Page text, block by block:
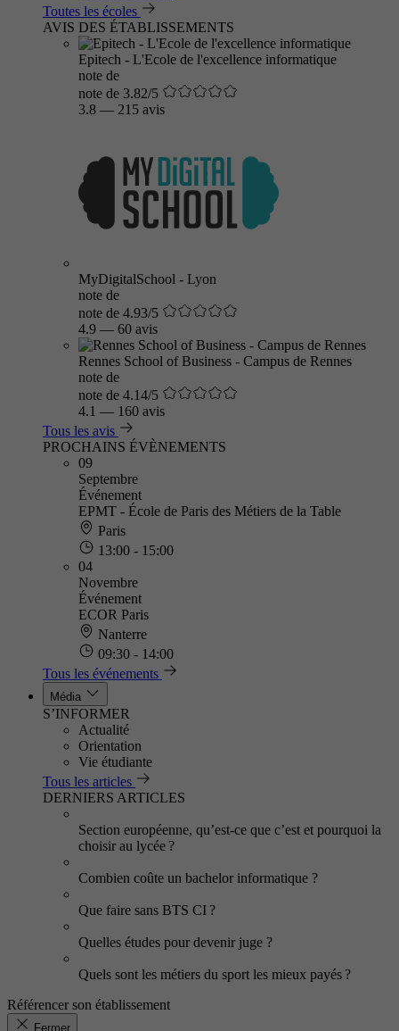
Toutes les écoles
AVIS DES ÉTABLISSEMENTS
Epitech - L'Ecole de l'excellence informatique
note de
note de 3.82/5
3.8 — 215 avis
MyDigitalSchool - Lyon
note de
note de 4.93/5
4.9 — 60 avis
Rennes School of Business - Campus de Rennes
note de
note de 4.14/5
4.1 — 160 avis
Tous les avis
PROCHAINS ÉVÈNEMENTS
09
Septembre
Événement
EPMT - École de Paris des Métiers de la Table
Paris
13:00 - 15:00
04
Novembre
Événement
ECOR Paris
Nanterre
09:30 - 14:00
Tous les événements
Média
S’INFORMER
Actualité
Orientation
Vie étudiante
Tous les articles
DERNIERS ARTICLES
Section européenne, qu’est-ce que c’est et pourquoi la
choisir au lycée ?
Combien coûte un bachelor informatique ?
Que faire sans BTS CI ?
Quelles études pour devenir juge ?
Quels sont les métiers du sport les mieux payés ?
Référencer son établissement
Fermer